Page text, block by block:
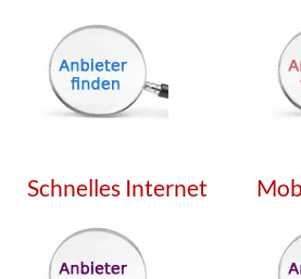
Schnelles Internet